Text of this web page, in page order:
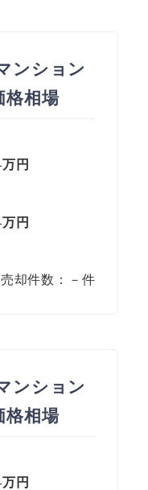
ンション
格相場
円
円
却件数：－件
ンション
格相場
円